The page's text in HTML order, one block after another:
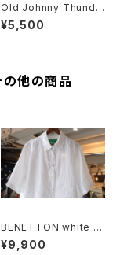
Old Johnny Thunde
rs newspaper print
ed canvas Knapsac
¥5,500
の他の商品
BENETTON white p
ure linen S/S Shirt
¥9,900